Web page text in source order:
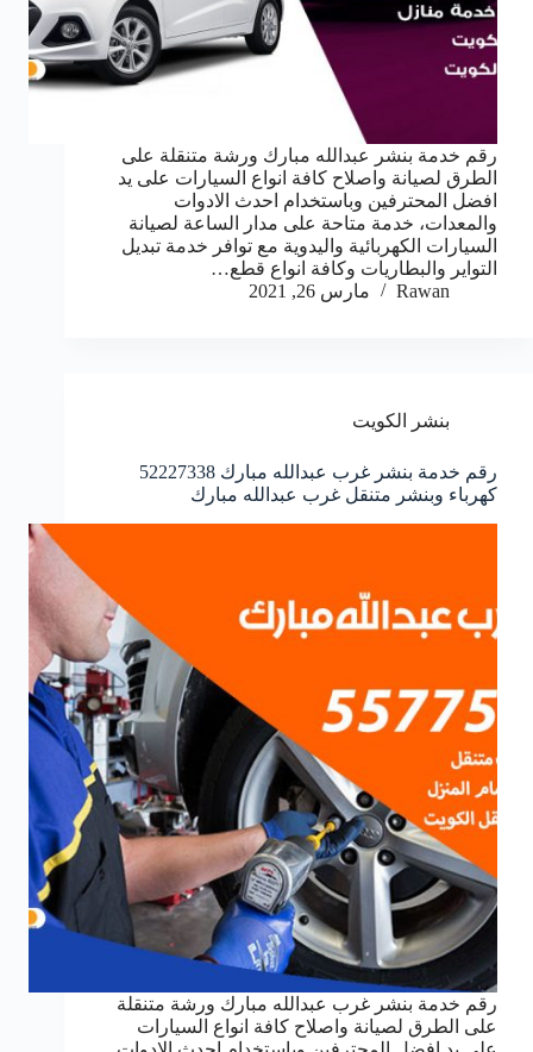
رقم خدمة بنشر عبدالله مبارك ورشة متنقلة على
الطرق لصيانة واصلاح كافة انواع السيارات على يد
افضل المحترفين وباستخدام احدث الادوات
والمعدات، خدمة متاحة على مدار الساعة لصيانة
السيارات الكهربائية واليدوية مع توافر خدمة تبديل
التواير والبطاريات وكافة انواع قطع…
Rawan
مارس 26, 2021
بنشر الكويت
رقم خدمة بنشر غرب عبدالله مبارك 52227338
كهرباء وبنشر متنقل غرب عبدالله مبارك
رقم خدمة بنشر غرب عبدالله مبارك ورشة متنقلة
على الطرق لصيانة واصلاح كافة انواع السيارات